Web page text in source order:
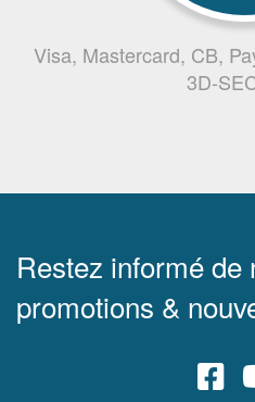
Visa, Mastercard, CB,
3D-
Restez informé de
promotions &